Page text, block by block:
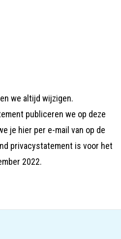
we altijd wijzigen.
publiceren we op deze
je hier per e-mail van op de
privacystatement is voor het
2022.